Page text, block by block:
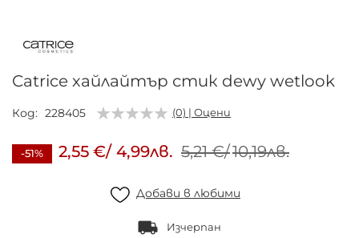
началото
галерия
със
Catrice хайлайтър стик dewy wetlook
Код 228405 (0) | Оцени
-51% 2,55 €/ 4,99лв. 5,21 €/10,19лв.
Добави в любими
Изчерпан